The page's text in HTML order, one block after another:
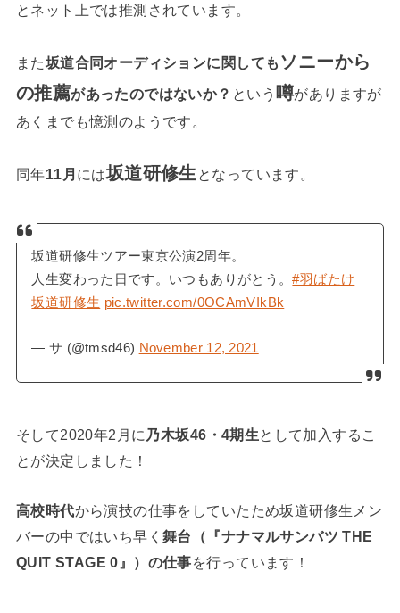
とネット上では推測されています。
また坂道合同オーディションに関しても ソニーから
の推薦があったのではないか？ という 噂がありますが
あくまでも憶測のようです。
同年11月 には坂道研修生となっています。
坂道研修生ツアー東京公演2周年。
人生変わった日です。いつもありがとう。#羽ばたけ
坂道研修生 pic.twitter.com/0OCAmVIkBk
— サ (@tmsd46) November 12, 2021
そして2020年2月に 乃木坂46・4期生として加入するこ
とが決定しました！
高校時代から演技の仕事をしていたため坂道研修生メン
バーの中ではいち早く舞台（『ナナマルサンバツ THE
QUIT STAGE 0』）の仕事を行っています！